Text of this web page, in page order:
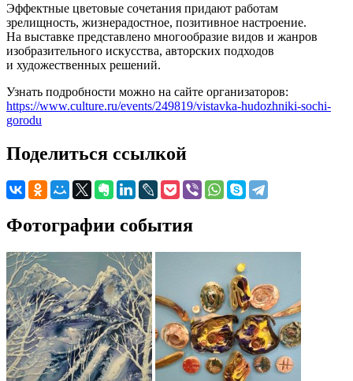
Эффектные цветовые сочетания придают работам
зрелищность, жизнерадостное, позитивное настроение.
На выставке представлено многообразие видов и жанров
изобразительного искусства, авторских подходов
и художественных решений.
Узнать подробности можно на сайте организаторов:
https://www.culture.ru/events/249819/vistavka-hudozhniki-sochi-
gorodu
Поделиться ссылкой
Фотографии события